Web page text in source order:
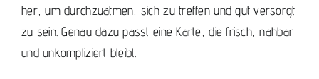
her, um durchzuatmen, sich zu treffen und gut versorgt
zu sein. Genau dazu passt eine Karte, die frisch, nahbar
und unkompliziert bleibt.